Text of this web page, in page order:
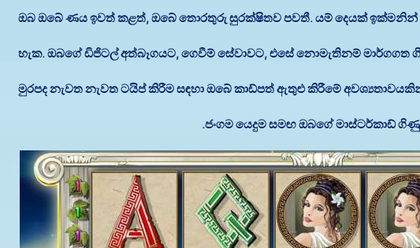
ඔබ ඔබේ ණය ඉවත් කළත්, ඔබේ තොරතුරු සුරක්ෂිතව පවතී. යම් දෙයක්
හැක. ඔබගේ ඩිජිටල් අත්බෑගයට, ගෙවීම් සේවාවට, එසේ නොමැතිනම්
මුරපද නැවත නැවත ටයිප් කිරීම සඳහා ඔබේ කාඩ්පත් ඇතුළු කිරීමේ
ජංගම යෙදුම සමඟ ඔබගේ මාස්ටර්කාඩ්